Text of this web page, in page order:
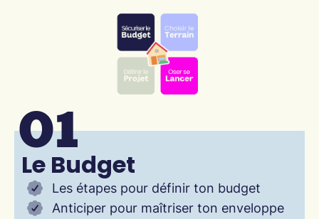
01
Le Budget
Les étapes pour définir ton budget
Anticiper pour maîtriser ton enveloppe